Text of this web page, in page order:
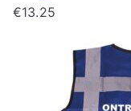
€13.25